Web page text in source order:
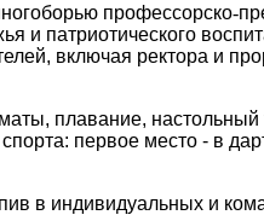
профессорско‑
и патриотического
включая ректора и
плавание,
первое место - в
в индивидуальных и